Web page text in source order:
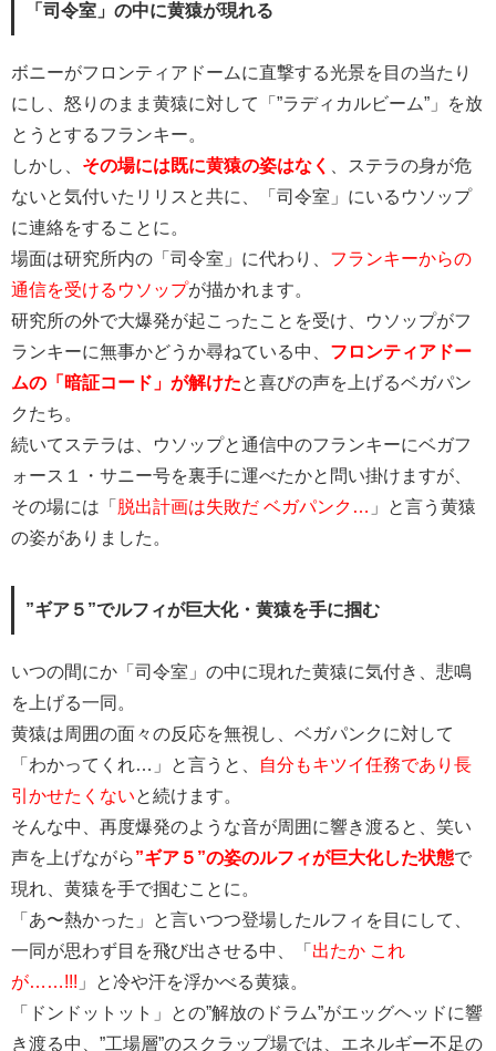
「司令室」の中に黄猿が現れる
ボニーがフロンティアドームに直撃する光景を目の当たり
にし、怒りのまま黄猿に対して「”ラディカルビーム”」を放
とうとするフランキー。
しかし、 その場には既に黄猿の姿はなく
、ステラの身が危
ないと気付いたリリスと共に、「司令室」にいるウソップ
に連絡をすることに。
場面は研究所内の「司令室」に代わり、 フランキーからの
通信を受けるウソップが描かれます。
研究所の外で大爆発が起こったことを受け、ウソップがフ
ランキーに無事かどうか尋ねている中、 フロンティアドー
ムの「暗証コード」が解けたと喜びの声を上げるベガパン
クたち。
続いてステラは、ウソップと通信中のフランキーにベガフ
ォース１・サニー号を裏手に運べたかと問い掛けますが、
その場には「 脱出計画は失敗だ ベガパンク… 」と言う黄猿
の姿がありました。
”ギア５”でルフィが巨大化・黄猿を手に掴む
いつの間にか「司令室」の中に現れた黄猿に気付き、悲鳴
を上げる一同。
黄猿は周囲の面々の反応を無視し、ベガパンクに対して
「わかってくれ…」と言うと、
自分もキツイ任務であり長
引かせたくないと続けます。
そんな中、再度爆発のような音が周囲に響き渡ると、笑い
声を上げながら”ギア５”の姿のルフィが巨大化した状態で
現れ、黄猿を手で掴むことに。
「あ〜熱かった」と言いつつ登場したルフィを目にして、
一同が思わず目を飛び出させる中、「 出たか これ
が……!!! 」と冷や汗を浮かべる黄猿。
「ドンドットット」との”解放のドラム”がエッグヘッドに響
き渡る中、”工場層”のスクラップ場では、エネルギー不足の